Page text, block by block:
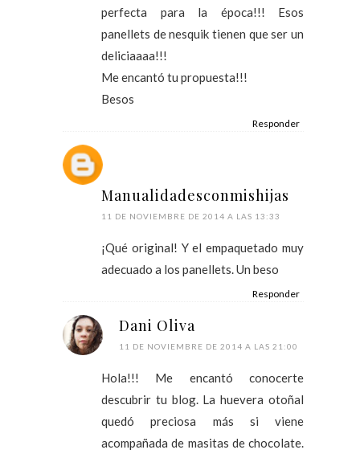
perfecta para la época!!! Esos
panellets de nesquik tienen que ser un
deliciaaaa!!!
Me encantó tu propuesta!!!
Besos
Responder
Manualidadesconmishijas
11 DE NOVIEMBRE DE 2014 A LAS 13:33
¡Qué original! Y el empaquetado muy
adecuado a los panellets. Un beso
Responder
Dani Oliva
11 DE NOVIEMBRE DE 2014 A LAS 21:00
Hola!!! Me encantó conocerte
descubrir tu blog. La huevera otoñal
quedó preciosa más si viene
acompañada de masitas de chocolate.